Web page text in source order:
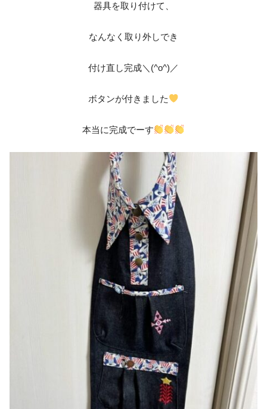
器具を取り付けて、
なんなく取り外しでき
付け直し完成＼(^o^)／
ボタンが付きました
本当に完成でーす